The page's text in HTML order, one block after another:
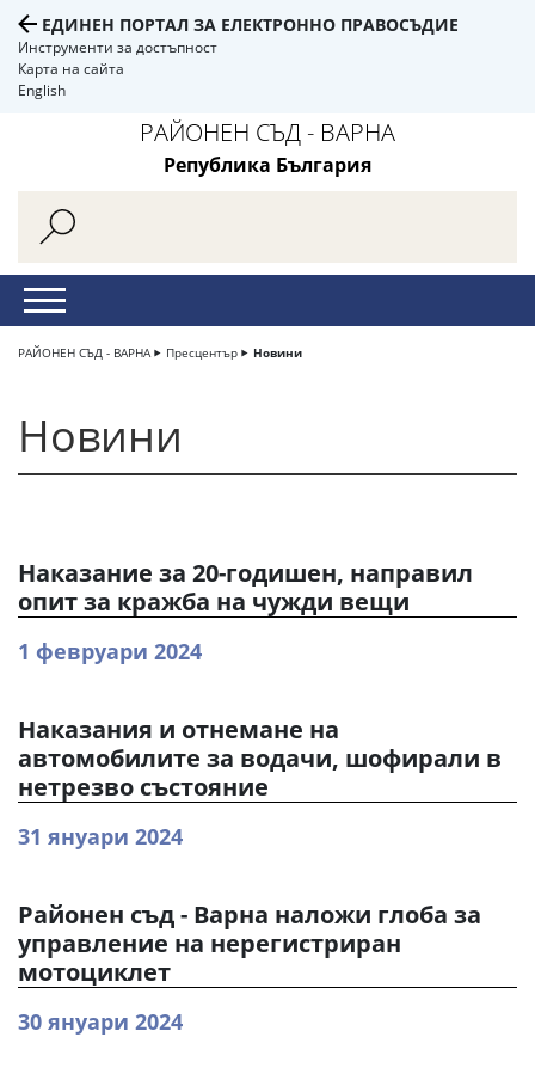
ЕДИНЕН ПОРТАЛ ЗА ЕЛЕКТРОННО ПРАВОСЪДИЕ
Инструменти за достъпност
Карта на сайта
English
РАЙОНЕН СЪД - ВАРНА
Република България
РАЙОНЕН СЪД - ВАРНА Пресцентър Новини
Новини
Наказание за 20-годишен, направил
опит за кражба на чужди вещи
1 февруари 2024
Наказания и отнемане на
автомобилите за водачи, шофирали в
нетрезво състояние
31 януари 2024
Районен съд - Варна наложи глоба за
управление на нерегистриран
мотоциклет
30 януари 2024